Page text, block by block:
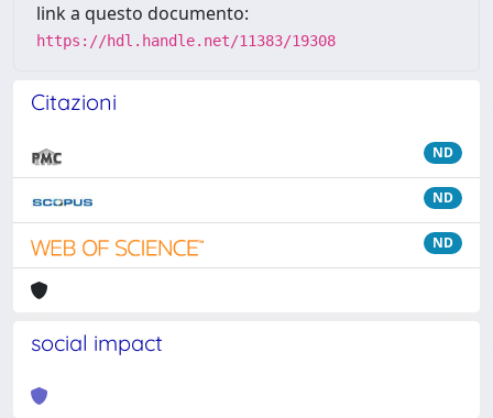
link a questo documento:
https://hdl.handle.net/11383/19308
Citazioni
ND
ND
ND
social impact